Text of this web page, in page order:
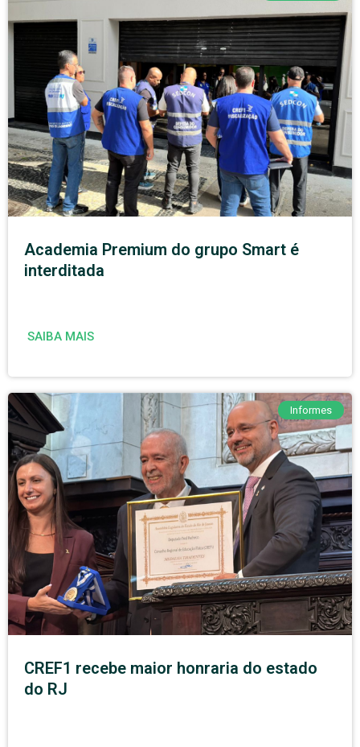
Academia Premium do grupo Smart é
interditada
SAIBA MAIS
Informes
CREF1 recebe maior honraria do estado
do RJ